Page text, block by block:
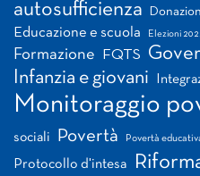
autosufficienza
Educazione e scuola Elezioni
Formazione FQTS
Infanzia e giovani
Monitoraggio
sociali Povertà Povertà
Protocollo d'intesa